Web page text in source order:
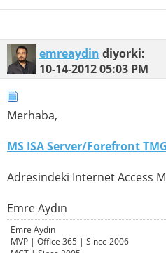
emreaydin diyorki:
10-14-201205:03 PM
Merhaba,
MS ISA Server/Forefront
Adresindeki Internet Access
Emre Aydın
Emre Aydın
MVP | Office 365 | Since 2006